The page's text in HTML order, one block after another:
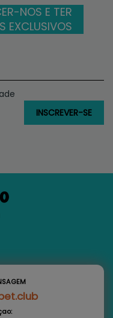
NOS E TER
EXCLUSIVOS